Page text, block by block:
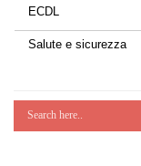
Lab Green
ECDL
Salute e sicurezza